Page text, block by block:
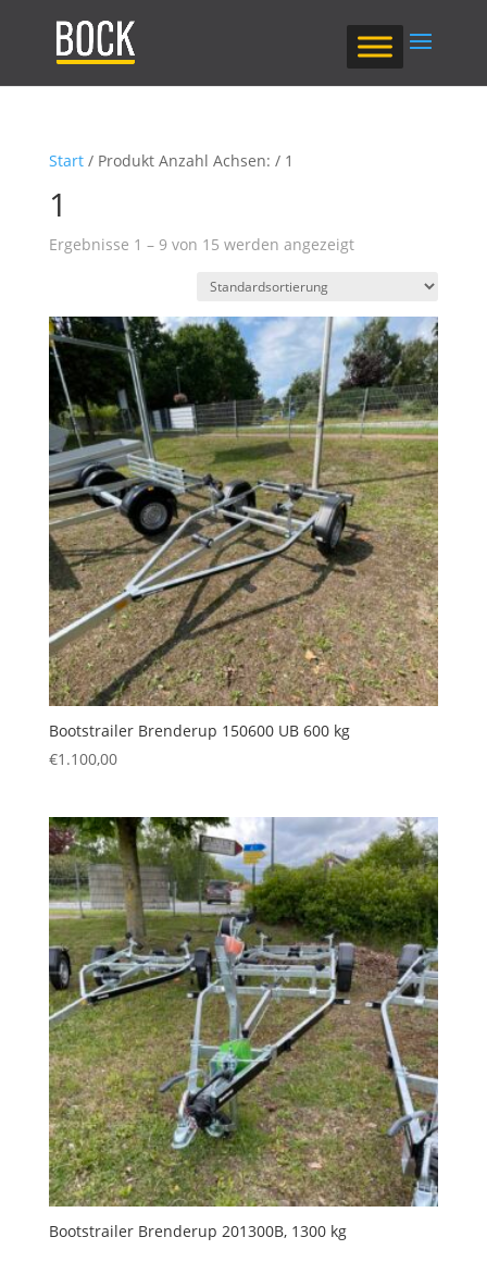
Start/ Produkt Anzahl Achsen: / 1
1
Ergebnisse 1 – 9 von 15 werden angezeigt
Bootstrailer Brenderup 150600 UB 600 kg
€1.100,00
Bootstrailer Brenderup 201300B, 1300 kg